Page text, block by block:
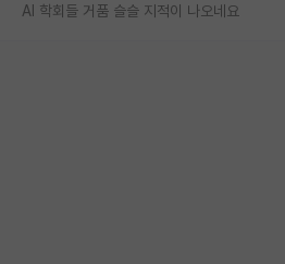
AI 학회들 거품 슬슬 지적이 나오네요